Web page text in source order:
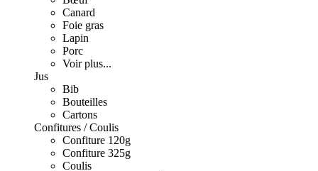
Canard
Foie gras
Lapin
Porc
Voir plus...
Jus
Bib
Bouteilles
Cartons
Confitures / Coulis
Confiture 120g
Confiture 325g
Coulis